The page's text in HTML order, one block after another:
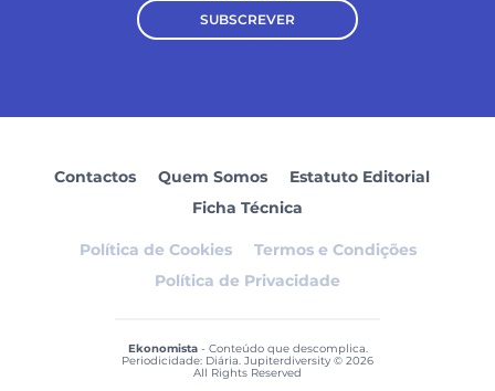
SUBSCREVER
Contactos Quem Somos
Estatuto Editorial
Ficha Técnica
Política de Cookies
Termos e Condições
Política de Privacidade
Ekonomista- Conteúdo que descomplica.
Periodicidade: Diária. Jupiterdiversity © 2026
All Rights Reserved